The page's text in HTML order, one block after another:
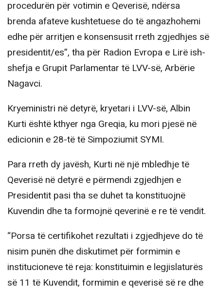
procedurën për votimin e Qeverisë, ndërsa
brenda afateve kushtetuese do të angazhohemi
edhe për arritjen e konsensusit rreth zgjedhjes së
presidentit/es”, tha për Radion Evropa e Lirë ish-
shefja e Grupit Parlamentar të LVV-së, Arbërie
Nagavci.
Kryeministri në detyrë, kryetari i LVV-së, Albin
Kurti është kthyer nga Greqia, ku mori pjesë në
edicionin e 28-të të Simpoziumit SYMI.
Para rreth dy javësh, Kurti në një mbledhje të
Qeverisë në detyrë e përmendi zgjedhjen e
Presidentit pasi tha se duhet ta konstituojnë
Kuvendin dhe ta formojnë qeverinë e re të vendit.
“Porsa të certifikohet rezultati i zgjedhjeve do të
nisim punën dhe diskutimet për formimin e
institucioneve të reja: konstituimin e legjislaturës
së 11 të Kuvendit, formimin e qeverisë së re dhe